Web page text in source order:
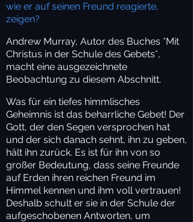
wie er auf seinen Freund reagierte,
zeigen?
Andrew Murray, Autor des Buches *Mit
Christus in der Schule des Gebets*,
macht eine ausgezeichnete
Beobachtung zu diesem Abschnitt.
Was für ein tiefes himmlisches
Geheimnis ist das beharrliche Gebet! Der
Gott, der den Segen versprochen hat
und der sich danach sehnt, ihn zu geben,
hält ihn zurück. Es ist für ihn von so
großer Bedeutung, dass seine Freunde
auf Erden ihren reichen Freund im
Himmel kennen und ihm voll vertrauen!
Deshalb schult er sie in der Schule der
aufgeschobenen Antworten, um